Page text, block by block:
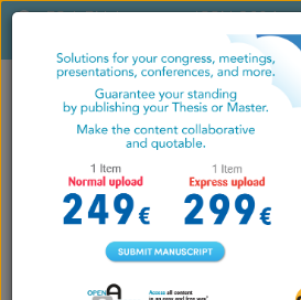
ES|EN|
ISSN 2604-
7071